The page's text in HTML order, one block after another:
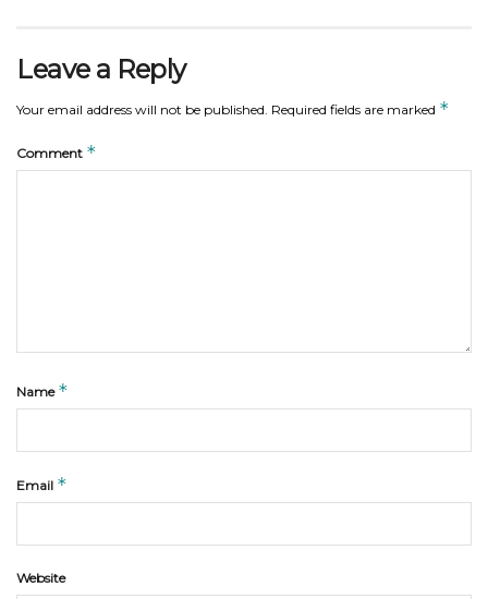
Leave a Reply
Your email address will not be published. Required fields are marked *
Comment *
Name *
Email *
Website